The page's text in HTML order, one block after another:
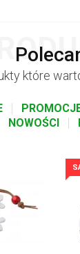
które
NOWOŚCI